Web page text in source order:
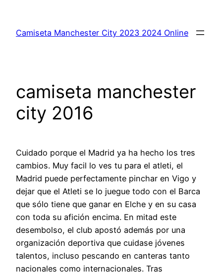
contenido
Camiseta Manchester City 2023 2024 Online
camiseta manchester
city 2016
Cuidado porque el Madrid ya ha hecho los tres
cambios. Muy facil lo ves tu para el atleti, el
Madrid puede perfectamente pinchar en Vigo y
dejar que el Atleti se lo juegue todo con el Barca
que sólo tiene que ganar en Elche y en su casa
con toda su afición encima. En mitad este
desembolso, el club apostó además por una
organización deportiva que cuidase jóvenes
talentos, incluso pescando en canteras tanto
nacionales como internacionales. Tras